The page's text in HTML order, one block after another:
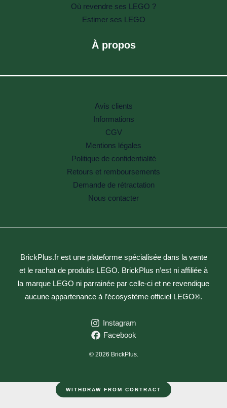
Où revendre ses LEGO ?
Estimer ses LEGO
À propos
Avis clients
Informations
CGV
Mentions légales
Politique de confidentialité
Retours et remboursements
Demande de rétractation
Nous contacter
BrickPlus.fr est une plateforme spécialisée dans la vente
et le rachat de produits LEGO. BrickPlus n’est ni affiliée à
la marque LEGO ni parrainée par celle-ci et ne revendique
aucune appartenance à l’écosystème officiel LEGO®.
Instagram
Facebook
© 2026 BrickPlus.
WITHDRAW FROM CONTRACT